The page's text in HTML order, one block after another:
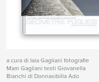
a cura di Iaia Gagliani fotografie
Mam Gagliani testi Giovanella
Bianchi di Donnasibilla Ado